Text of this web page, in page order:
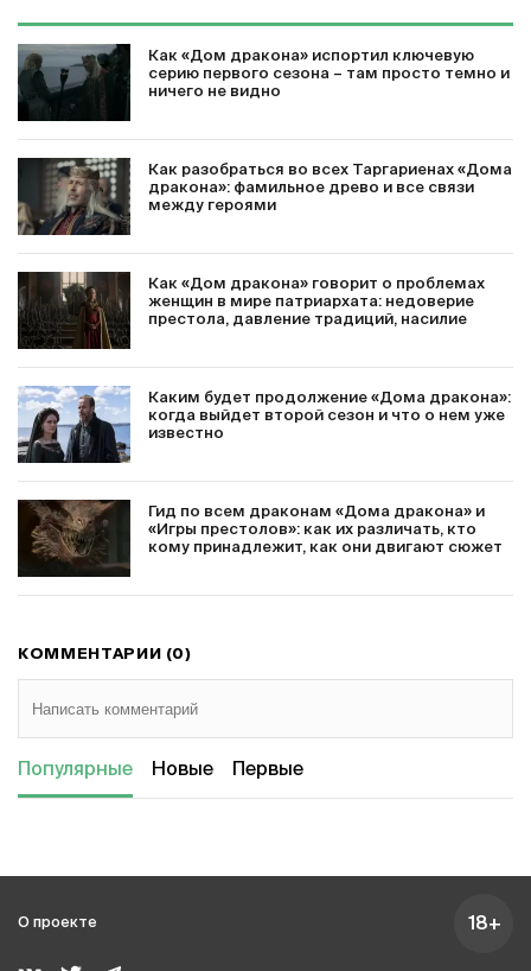
Как «Дом дракона» испортил ключевую
серию первого сезона – там просто темно и
ничего не видно
Как разобраться во всех Таргариенах «Дома
дракона»: фамильное древо и все связи
между героями
Как «Дом дракона» говорит о проблемах
женщин в мире патриархата: недоверие
престола, давление традиций, насилие
Каким будет продолжение «Дома дракона»:
когда выйдет второй сезон и что о нем уже
известно
Гид по всем драконам «Дома дракона» и
«Игры престолов»: как их различать, кто
кому принадлежит, как они двигают сюжет
КОММЕНТАРИИ (0)
Популярные Новые Первые
О проекте 18+